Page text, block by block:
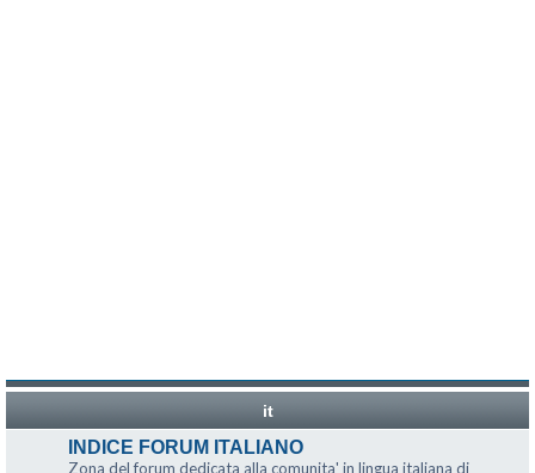
it
INDICE FORUM ITALIANO
Zona del forum dedicata alla comunita' in lingua italiana di